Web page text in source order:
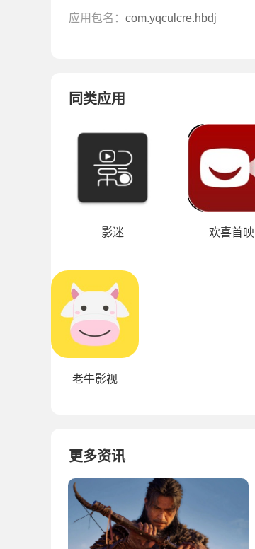
应用包名： com.yqculcre.hbdj
同类应用
影迷 欢喜首映
老牛影视
更多资讯